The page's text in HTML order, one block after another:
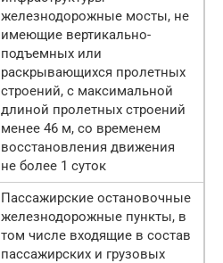
железнодорожные мосты, не
имеющие вертикально-
подъемных или
раскрывающихся пролетных
строений, с максимальной
длиной пролетных строений
менее 46 м, со временем
восстановления движения
не более 1 суток
Пассажирские остановочные
железнодорожные пункты, в
том числе входящие в состав
пассажирских и грузовых